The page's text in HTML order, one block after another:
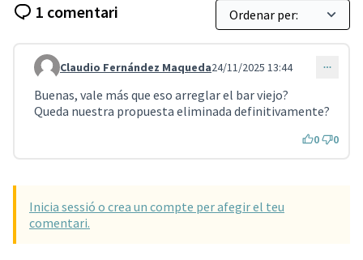
1 comentari
Comentari 5189
Claudio Fernández Maqueda24/11/2025 13:44
Buenas, vale más que eso arreglar el bar viejo?
Queda nuestra propuesta eliminada definitivamente?
0 0
Inicia sessió o crea un compte per afegir el teu
comentari.